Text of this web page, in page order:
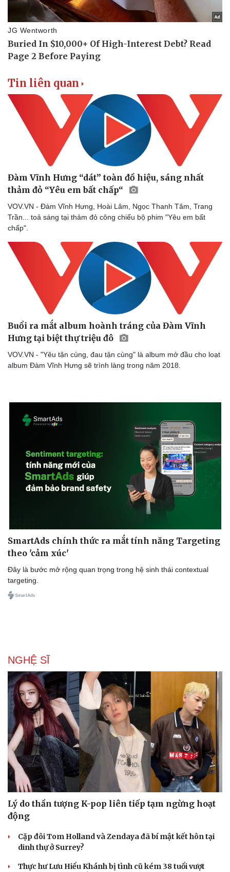
Văn hóa
Sân khấu - Điện ảnh
Văn học
Giải trí
Nghệ sĩ
Thời trang
Tư vấn
Săn Tour
check-in
Câu chuyện thời sự
Cửa sổ tình yêu
Tin liên quan
Đàm Vĩnh Hưng “dát” toàn đồ hiệu, sáng nhất
thảm đỏ “Yêu em bất chấp“
VOV.VN - Đàm Vĩnh Hưng, Hoài Lâm, Ngọc Thanh Tâm, Trang
Trần... toả sáng tại thảm đỏ công chiếu bộ phim "Yêu em bất
chấp".
Buổi ra mắt album hoành tráng của Đàm Vĩnh
Hưng tại biệt thự triệu đô
VOV.VN - "Yêu tận cùng, đau tận cùng" là album mở đầu cho loạt
album Đàm Vĩnh Hưng sẽ trình làng trong năm 2018.
SmartAds chính thức ra mắt tính năng Targeting
theo 'cảm xúc'
Đây là bước mở rộng quan trọng trong hệ sinh thái contextual
targeting.
NGHỆ SĨ
Lý do thần tượng K-pop liên tiếp tạm ngừng hoạt
động
Cặp đôi Tom Holland và Zendaya đã bí mật kết hôn tại
dinh thự ở Surrey?
Thực hư Lưu Hiểu Khánh bị tình cũ kém 38 tuổi vượt